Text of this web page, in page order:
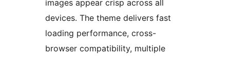
images appear crisp across all
devices. The theme delivers fast
loading performance, cross-
browser compatibility, multiple